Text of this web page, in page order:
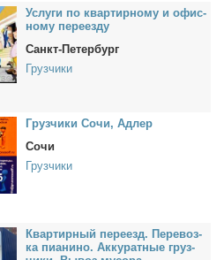
Услу­ги по квар­тир­но­му и офис­
но­му пе­ре­ез­ду
Санкт-Петербург
Грузчики
Груз­чи­ки Со­чи, Адлер
Сочи
Грузчики
Квар­тир­ный пе­ре­езд. Пе­ре­воз­
ка пи­а­ни­но. Ак­ку­рат­ные груз­